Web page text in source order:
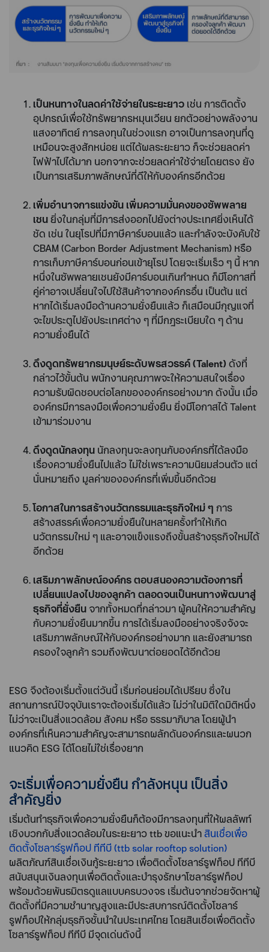
เป็นหนทางในลดค่าใช้จ่ายในระยะยาว เช่น การติดตั้ง
อุปกรณ์เพื่อใช้ทรัพยากรหมุนเวียน ยกตัวอย่างพลังงาน
แสงอาทิตย์ การลงทุนในช่วงแรก อาจเป็นการลงทุนที่ดู
เหมือนจะสูงสักหน่อย แต่ได้ผลระยะยาว ก็จะช่วยลดค่า
ไฟฟ้าไปได้มาก นอกจากจะช่วยลดค่าใช้จ่ายโดยตรง ยัง
เป็นการเสริมภาพลักษณ์ที่ดีให้กับองค์กรอีกด้วย
เพิ่มอำนาจการแข่งขัน เพิ่มความมั่นคงของซัพพลาย
เชนยิ่งในกลุ่มที่มีการส่งออกไปยังต่างประเทศยิ่งเห็นได้
ชัด เช่น ในยุโรปที่มีภาษีคาร์บอนแล้ว และกำลังจะบังคับใช้
CBAM (Carbon Border Adjustment Mechanism) หรือ
การเก็บภาษีคาร์บอนก่อนเข้ายุโรป โดยจะเริ่มเร็ว ๆ นี้ หาก
หนึ่งในซัพพลายเชนยังมีคาร์บอนเกินกำหนด ก็มีโอกาสที่
คู่ค่าอาจเปลี่ยนใจไปใช้สินค้าจากองค์กรอื่น เป็นต้น แต่
หากได้เริ่มลงมือด้านความยั่งยืนแล้ว ก็เสมือนมีกุญแจที่
จะไขประตูไปยังประเทศต่าง ๆ ที่มีกฎระเบียบใด ๆ ด้าน
ความยั่งยืนได้
ดึงดูดทรัพยากรมนุษย์ระดับพรสวรรค์ (Talent) ดังที่
กล่าวไว้ขั้นต้น พนักงานคุณภาพจะให้ความสนใจเรื่อง
ความรับผิดชอบต่อโลกขององค์กรอย่างมาก ดังนั้น เมื่อ
องค์กรมีการลงมือเพื่อความยั่งยืน ยิ่งมีโอกาสได้ Talent
เข้ามาร่วมงาน
ดึงดูดนักลงทุน นักลงทุนจะลงทุนกับองค์กรที่ได้ลงมือ
เรื่องความยั่งยืนไปแล้ว ไม่ใช่เพราะความนิยมส่วนตัว แต่
นั่นหมายถึง มูลค่าขององค์กรที่เพิ่มขึ้นอีกด้วย
โอกาสในการสร้างนวัตกรรมและธุรกิจใหม่ ๆ การ
สร้างสรรค์เพื่อความยั่งยืนในหลายครั้งทำให้เกิด
นวัตกรรมใหม่ ๆ และอาจแข็งแรงถึงขั้นสร้างธุรกิจใหม่ได้
อีกด้วย
เสริมภาพลักษณ์องค์กร ตอบสนองความต้องการที่
เปลี่ยนแปลงไปของลูกค้า ตลอดจนเป็นหนทางพัฒนาสู่
ธุรกิจที่ยั่งยืน จากทั้งหมดที่กล่าวมา ผู้คนให้ความสำคัญ
กับความยั่งยืนมากขึ้น การได้เริ่มลงมืออย่างจริงจังจะ
เสริมภาพลักษณ์ให้กับองค์กรอย่างมาก และยังสามารถ
ครองใจลูกค้า รวมถึงพัฒนาต่อยอดได้อีกด้วย
ESG จึงต้องเริ่มตั้งแต่วันนี้ เริ่มก่อนย่อมได้เปรียบ ซึ่งใน
สถานการณ์ปัจจุบันเราจะต้องเริ่มได้แล้ว ไม่ว่าในมิติใดมิติหนึ่ง
ไม่ว่าจะเป็นสิ่งแวดล้อม สังคม หรือ ธรรมาภิบาล โดยผู้นำ
องค์กรที่เห็นความสำคัญจะสามารถผลักดันองค์กรและผนวก
แนวคิด ESG ได้โดยไม่ใช่เรื่องยาก
จะเริ่มเพื่อความยั่งยืน กำลังหนุน เป็นสิ่ง
สำคัญยิ่ง
เริ่มต้นทำธุรกิจเพื่อความยั่งยืนก็ต้องมีการลงทุนที่ให้ผลลัพท์
เชิงบวกกับสิ่งแวดล้อมในระยะยาว ttb ขอแนะนำสินเชื่อเพื่อ
ติดตั้งโซลาร์รูฟท็อป ทีทีบี (ttb solar rooftop solution)
ผลิตภัณฑ์สินเชื่อเงินกู้ระยะยาว เพื่อติดตั้งโซลาร์รูฟท็อป ทีทีบี
สนับสนุนเงินลงทุนเพื่อติดตั้งและบำรุงรักษาโซลาร์รูฟท็อป
พร้อมด้วยพันธมิตรดูแลแบบครบวงจร เริ่มต้นจากช่วยจัดหาผู้
ติดตั้งที่มีความชำนาญสูงและมีประสบการณ์ติดตั้งโซลาร์
รูฟท็อปให้กลุ่มธุรกิจชั้นนำในประเทศไทย โดยสินเชื่อเพื่อติดตั้ง
โซลาร์รูฟท็อป ทีทีบี มีจุดเด่นดังนี้